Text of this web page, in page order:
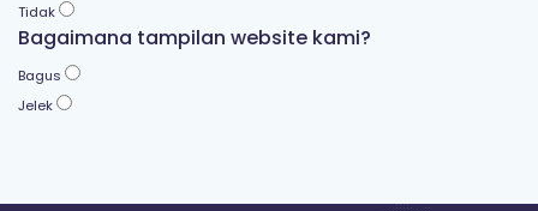
Tidak
Bagaimana tampilan website kami?
Bagus
Jelek